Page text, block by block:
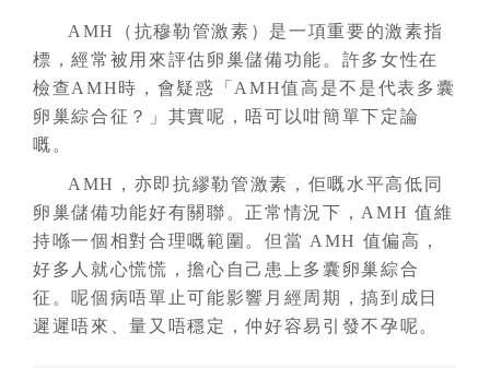
AMH（抗穆勒管激素）是一項重要的激素指
標，經常被用來評估卵巢儲備功能。許多女性在
檢查AMH時，會疑惑「AMH值高是不是代表多囊
卵巢綜合征？」其實呢，唔可以咁簡單下定論
嘅。
AMH，亦即抗繆勒管激素，佢嘅水平高低同
卵巢儲備功能好有關聯。正常情況下，AMH 值維
持喺一個相對合理嘅範圍。但當 AMH 值偏高，
好多人就心慌慌，擔心自己患上多囊卵巢綜合
征。呢個病唔單止可能影響月經周期，搞到成日
遲遲唔來、量又唔穩定，仲好容易引發不孕呢。